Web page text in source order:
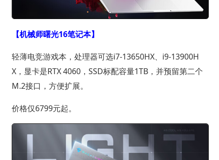
【机械师曙光16笔记本】
轻薄电竞游戏本，处理器可选i7-13650HX、i9-13900H
X，显卡是RTX 4060，SSD标配容量1TB，并预留第二个
M.2接口，方便扩展。
价格仅6799元起。